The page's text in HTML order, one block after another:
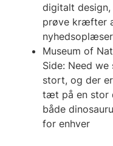
digitalt
prøve kræfter
Museum of
Side: Need
stort, og der
tæt på en stor
både
for enhver